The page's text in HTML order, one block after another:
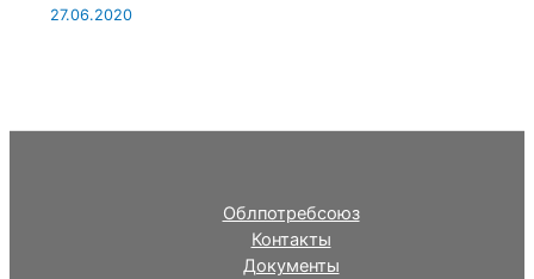
27.06.2020
Облпотребсоюз
Контакты
Документы